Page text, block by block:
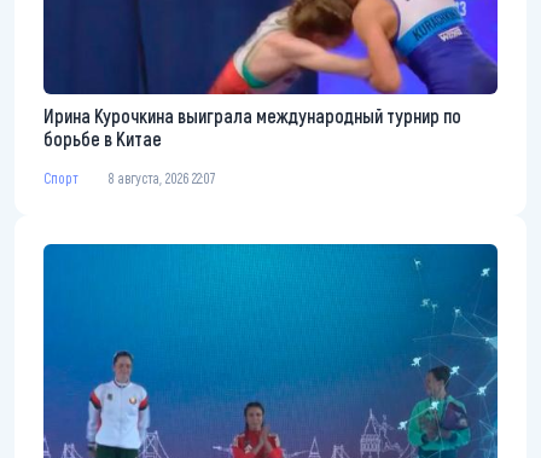
Ирина Курочкина выиграла международный турнир по
борьбе в Китае
Спорт 8 августа, 2026 22:07